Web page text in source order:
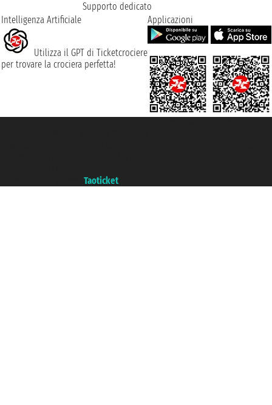
Supporto dedicato
Intelligenza Artificiale
Utilizza il GPT di Ticketcrociere
per trovare la crociera perfetta!
Applicazioni
Taoticket